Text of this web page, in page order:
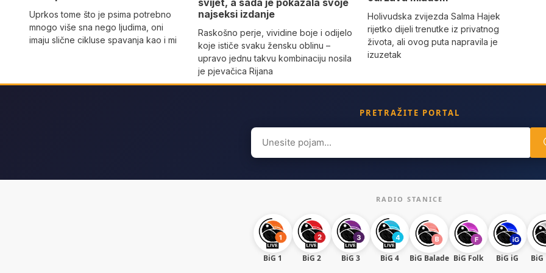
Uprkos tome što je psima potrebno
mnogo više sna nego ljudima, oni
imaju slične cikluse spavanja kao i mi
najseksi izdanje
Raskošno perje, vividine boje i odijelo
koje ističe svaku žensku oblinu –
upravo jednu takvu kombinaciju nosila
je pjevačica Rijana
Holivudska zvijezda Salma Hajek
rijetko dijeli trenutke iz privatnog
života, ali ovog puta napravila je
izuzetak
PRETRAŽITE PORTAL
Search
for:
RADIO STANICE
BiG 1 BiG 2 BiG 3 BiG 4 BiG Balade BiG Folk BiG iG BiG